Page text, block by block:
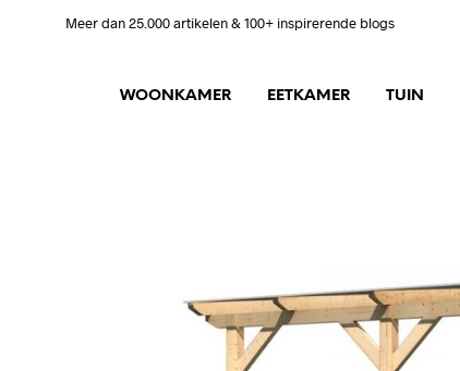
Meer dan 25.000 artikelen & 100+ inspirerende blogs
WOONKAMER EETKAMER TUIN